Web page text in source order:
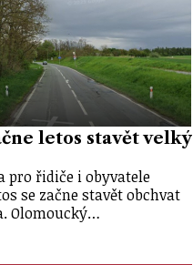
letos stavět velký
pro řidiče i obyvatele
se začne stavět obchvat
Olomoucký…